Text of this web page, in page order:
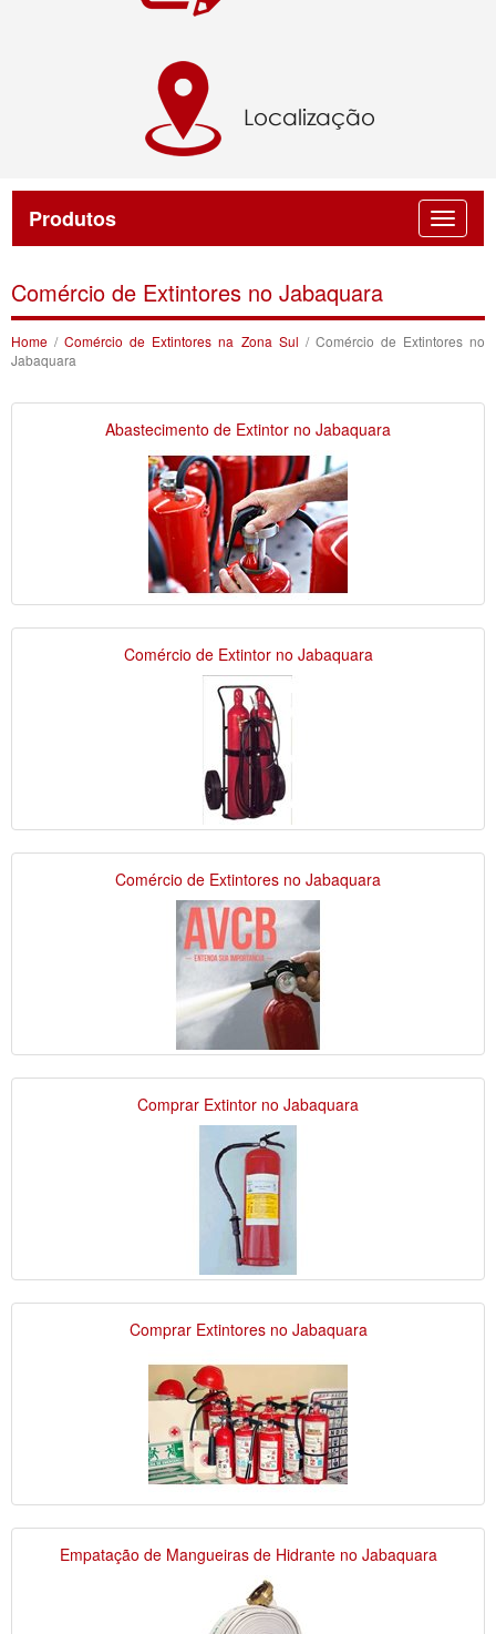
Produtos
Comércio de Extintores no Jabaquara
Home /Comércio de Extintores na Zona Sul / Comércio de Extintores no
Jabaquara
Abastecimento de Extintor no Jabaquara
Comércio de Extintor no Jabaquara
Comércio de Extintores no Jabaquara
Comprar Extintor no Jabaquara
Comprar Extintores no Jabaquara
Empatação de Mangueiras de Hidrante no Jabaquara